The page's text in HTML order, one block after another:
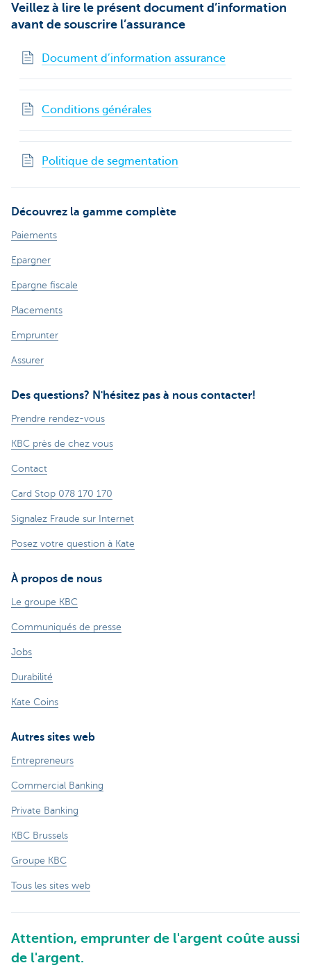
Veillez à lire le présent document d’information
avant de souscrire l’assurance
Document d’information assurance
Conditions générales
Politique de segmentation
Découvrez la gamme complète
Paiements
Epargner
Epargne fiscale
Placements
Emprunter
Assurer
Des questions? N'hésitez pas à nous contacter!
Prendre rendez-vous
KBC près de chez vous
Contact
Card Stop 078 170 170
Signalez Fraude sur Internet
Posez votre question à Kate
À propos de nous
Le groupe KBC
Communiqués de presse
Jobs
Durabilité
Kate Coins
Autres sites web
Entrepreneurs
Commercial Banking
Private Banking
KBC Brussels
Groupe KBC
Tous les sites web
Attention, emprunter de l'argent coûte aussi
de l'argent.